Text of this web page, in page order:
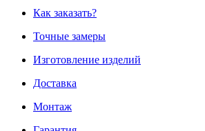
Как заказать?
Точные замеры
Изготовление изделий
Доставка
Монтаж